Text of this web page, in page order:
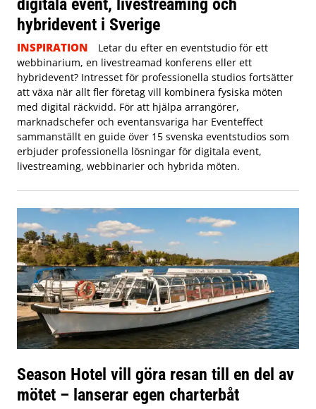
hybridevent i Sverige
INSPIRATION
Letar du efter en eventstudio för ett
webbinarium, en livestreamad konferens eller ett
hybridevent? Intresset för professionella studios fortsätter
att växa när allt fler företag vill kombinera fysiska möten
med digital räckvidd. För att hjälpa arrangörer,
marknadschefer och eventansvariga har Eventeffect
sammanställt en guide över 15 svenska eventstudios som
erbjuder professionella lösningar för digitala event,
livestreaming, webbinarier och hybrida möten.
Season Hotel vill göra resan till en del av
mötet – lanserar egen charterbåt